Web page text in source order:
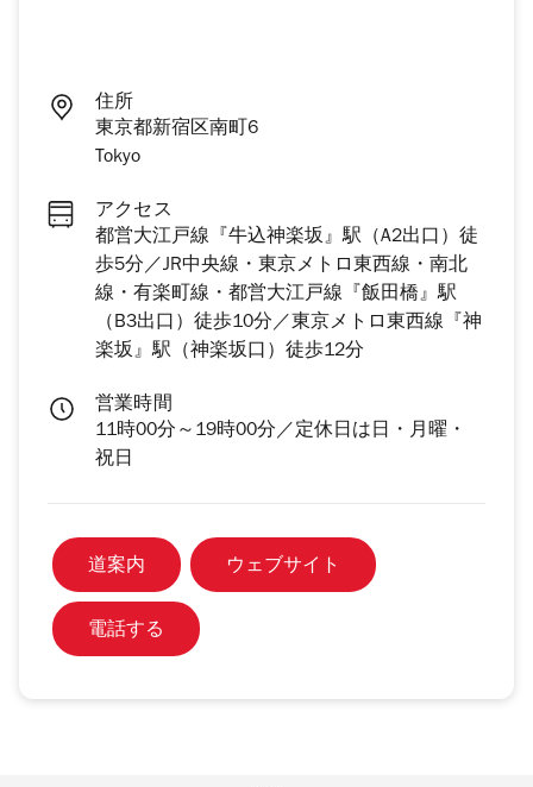
住所
東京都新宿区南町6
Tokyo
アクセス
都営大江戸線『牛込神楽坂』駅（A2出口）徒
歩5分／JR中央線・東京メトロ東西線・南北
線・有楽町線・都営大江戸線『飯田橋』駅
（B3出口）徒歩10分／東京メトロ東西線『神
楽坂』駅（神楽坂口）徒歩12分
営業時間
11時00分～19時00分／定休日は日・月曜・
祝日
道案内 ウェブサイト
電話する